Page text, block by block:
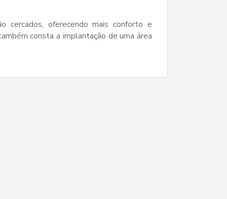
cercados, oferecendo mais conforto e
consta a implantação de uma área